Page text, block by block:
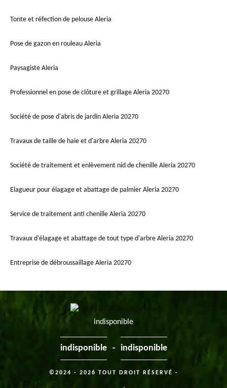
Tonte et réfection de pelouse Aleria
Pose de gazon en rouleau Aleria
Paysagiste Aleria
Professionnel en pose de clôture et grillage Aleria 20270
Société de pose d'abris de jardin Aleria 20270
Travaux de taille de haie et d'arbre Aleria 20270
Société de traitement et enlèvement nid de chenille Aleria 20270
Elagueur pour élagage et abattage de palmier Aleria 20270
Service de traitement anti chenille Aleria 20270
Travaux d'élagage et abattage de tout type d'arbre Aleria 20270
Entreprise de débroussaillage Aleria 20270
indisponible
indisponible - indisponible
©2024 - 2026 TOUT DROIT RÉSERVÉ -